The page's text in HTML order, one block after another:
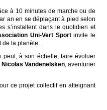
à 10 minutes de marche ou de
an en se déplaçant à pied selon
s’installent dans le quotidien et
Uni-Vert Sportinvite le
de la planète…
peut, à son échelle, faire évoluer
Nicolas Vandenelsken, aventurier
ce projet collectif en atteignant